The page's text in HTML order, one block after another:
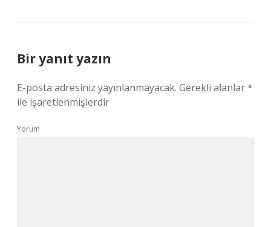
Bir yanıt yazın
E-posta adresiniz yayınlanmayacak. Gerekli alanlar*
ile işaretlenmişlerdir
Yorum